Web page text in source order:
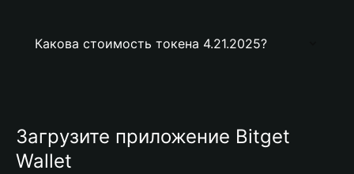
Какова стоимость токена 4.21.2025?
Загрузите приложение Bitget
Wallet